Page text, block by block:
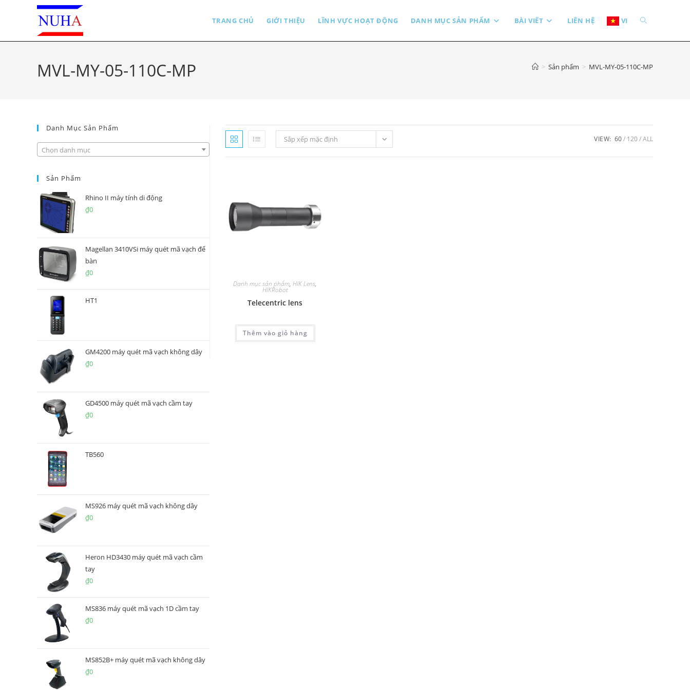
TRANG CHỦ GIỚI THIỆU LĨNH VỰC HOẠT ĐỘNG DANH MỤC SẢN PHẨM BÀI VIẾT LIÊN HỆ VI TOGGLE
MVL-MY-05-110C-MP > Sản phẩm > MVL-MY-05-110C-MP
Sắp xếp mặc định VIEW: 60 120 ALL
Danh mục sản phẩm,HIK Lens,
HIKRobot
Telecentric lens
Thêm vào giỏ hàng
Danh Mục Sản Phẩm
Chọn danh mục
Sản Phẩm
Rhino II máy tính di động
₫0
Magellan 3410VSi máy quét mã vạch để
bàn
₫0
HT1
GM4200 máy quét mã vạch không dây
₫0
GD4500 máy quét mã vạch cầm tay
₫0
TB560
MS926 máy quét mã vạch không dây
₫0
Heron HD3430 máy quét mã vạch cầm
tay
₫0
MS836 máy quét mã vạch 1D cầm tay
₫0
MS852B+ máy quét mã vạch không dây
₫0